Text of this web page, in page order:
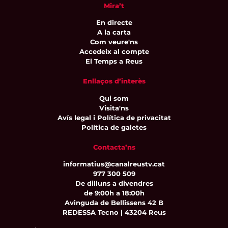
Mira’t
En directe
A la carta
Com veure'ns
Accedeix al compte
El Temps a Reus
Enllaços d’interès
Qui som
Visita'ns
Avís legal i Política de privacitat
Política de galetes
Contacta’ns
informatius@canalreustv.cat
977 300 509
De dilluns a divendres
de 9:00h a 18:00h
Avinguda de Bellissens 42 B
REDESSA Tecno | 43204 Reus